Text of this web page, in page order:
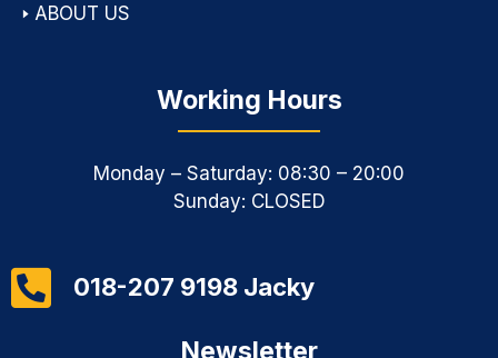
🢒 ABOUT US
Working Hours
Monday – Saturday: 08:30 – 20:00
Sunday: CLOSED
018-207 9198 Jacky
Newsletter